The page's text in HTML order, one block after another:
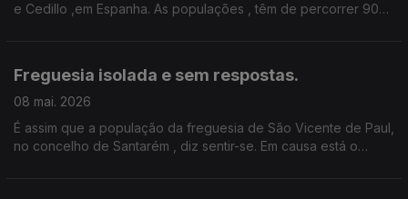
e Cedillo ,em Espanha. As populações , têm de percorrer 90
Freguesia isolada e sem respostas.
08 mai. 2026
É assim que a população da freguesia de São Vicente de Paul,
no concelho de Santarém , diz sentir-se. Em causa está o